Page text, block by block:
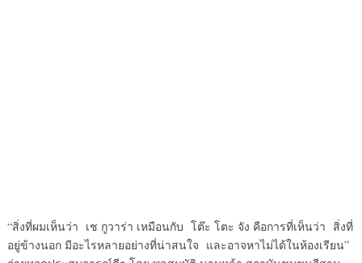
“สิ่งที่ผมเห็นว่า เช กูวาร่า เหมือนกับ โต๊ะ โตะ จัง คือการที่เห็นว่า สิ่งที่
อยู่ข้างนอก มีอะไรหลายอย่างที่น่าสนใจ และอาจหาไม่ได้ในห้องเรียน”